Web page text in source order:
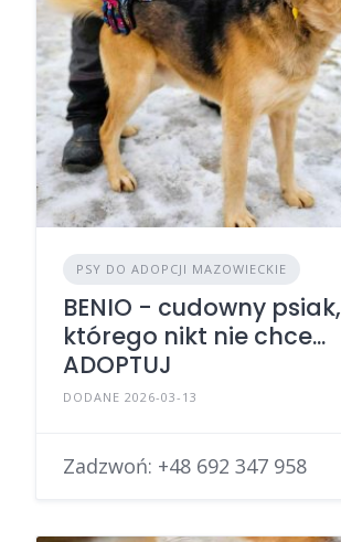
PSY DO ADOPCJI MAZOWIECKIE
BENIO - cudowny psiak,
którego nikt nie chce...
ADOPTUJ
DODANE 2026-03-13
Zadzwoń: +48 692 347 958